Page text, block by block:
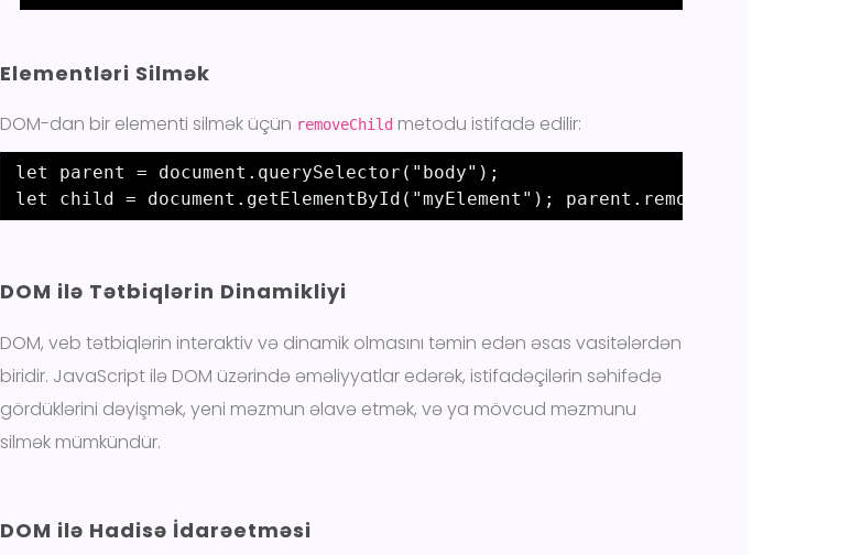
Elementləri Silmək
DOM-dan bir elementi silmək üçün removeChild metodu istifadə edilir:
let parent = document.querySelector("body");
let child = document.getElementById("myElement");
DOM ilə Tətbiqlərin Dinamikliyi
DOM, veb tətbiqlərin interaktiv və dinamik olmasını təmin edən əsas vasitələrdən
biridir. JavaScript ilə DOM üzərində əməliyyatlar edərək, istifadəçilərin səhifədə
gördüklərini dəyişmək, yeni məzmun əlavə etmək, və ya mövcud məzmunu
silmək mümkündür.
DOM ilə Hadisə İdarəetməsi